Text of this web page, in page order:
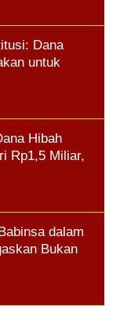
Dana
untuk
Hibah
Rp1,5 Miliar,
dalam
Bukan